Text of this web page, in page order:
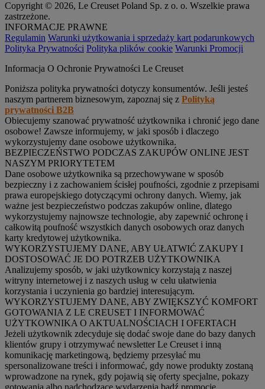
Copyright © 2026, Le Creuset Poland Sp. z o. o. Wszelkie prawa
zastrzeżone.
INFORMACJE PRAWNE
Regulamin Warunki użytkowania i sprzedaży kart podarunkowych
Polityka Prywatności Polityka plików cookie Warunki Promocji
Informacja O Ochronie Prywatności Le Creuset
Poniższa polityka prywatności dotyczy konsumentów. Jeśli jesteś
naszym partnerem biznesowym, zapoznaj się z Polityką
prywatności B2B
Obiecujemy szanować prywatność użytkownika i chronić jego dane
osobowe! Zawsze informujemy, w jaki sposób i dlaczego
wykorzystujemy dane osobowe użytkownika.
BEZPIECZEŃSTWO PODCZAS ZAKUPÓW ONLINE JEST
NASZYM PRIORYTETEM
Dane osobowe użytkownika są przechowywane w sposób
bezpieczny i z zachowaniem ścisłej poufności, zgodnie z przepisami
prawa europejskiego dotyczącymi ochrony danych. Wiemy, jak
ważne jest bezpieczeństwo podczas zakupów online, dlatego
wykorzystujemy najnowsze technologie, aby zapewnić ochronę i
całkowitą poufność wszystkich danych osobowych oraz danych
karty kredytowej użytkownika.
WYKORZYSTUJEMY DANE, ABY UŁATWIĆ ZAKUPY I
DOSTOSOWAĆ JE DO POTRZEB UŻYTKOWNIKA
Analizujemy sposób, w jaki użytkownicy korzystają z naszej
witryny internetowej i z naszych usług w celu ułatwienia
korzystania i uczynienia go bardziej interesującym.
WYKORZYSTUJEMY DANE, ABY ZWIĘKSZYĆ KOMFORT
GOTOWANIA Z LE CREUSET I INFORMOWAĆ
UŻYTKOWNIKA O AKTUALNOŚCIACH I OFERTACH
Jeżeli użytkownik zdecyduje się dodać swoje dane do bazy danych
klientów grupy i otrzymywać newsletter Le Creuset i inną
komunikację marketingową, będziemy przesyłać mu
spersonalizowane treści i informować, gdy nowe produkty zostaną
wprowadzone na rynek, gdy pojawią się oferty specjalne, pokazy